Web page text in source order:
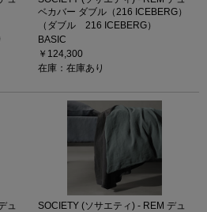
ベカバー ダブル（216 ICEBERG）
（ダブル 216 ICEBERG）
BASIC
￥124,300
在庫：在庫あり
ュ
SOCIETY (ソサエティ) - REM デュ